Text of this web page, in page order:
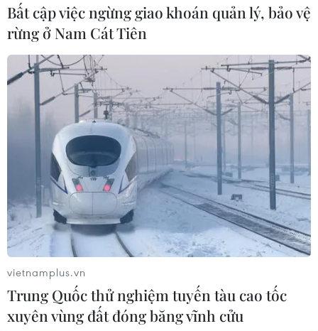
Bất cập việc ngừng giao khoán quản lý, bảo vệ
rừng ở Nam Cát Tiên
vietnamplus.vn
Trung Quốc thử nghiệm tuyến tàu cao tốc
xuyên vùng đất đóng băng vĩnh cửu